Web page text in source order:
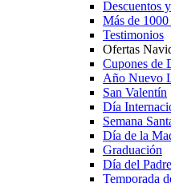
Descuentos
Más de
Testimonios
Ofertas
Cupones de
Año Nuevo
San Valentín
Día
Semana
Día de la
Graduación
Día del Padre
Temporada